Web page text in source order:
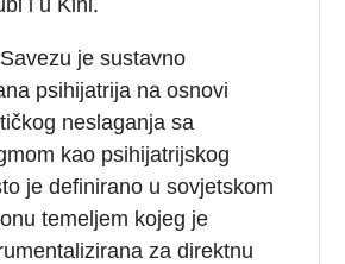
je sustavno
psihijatrija na osnovi
neslaganja sa
kao psihijatrijskog
je definirano u sovjetskom
temeljem kojeg je
za direktnu